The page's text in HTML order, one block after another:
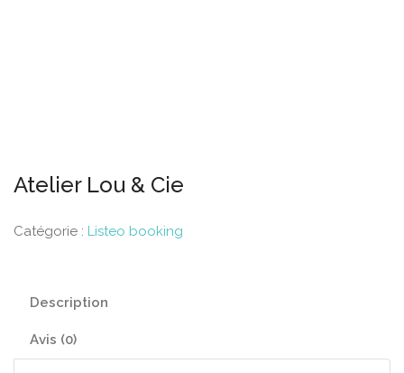
Atelier Lou & Cie
Catégorie : Listeo booking
Description
Avis (0)